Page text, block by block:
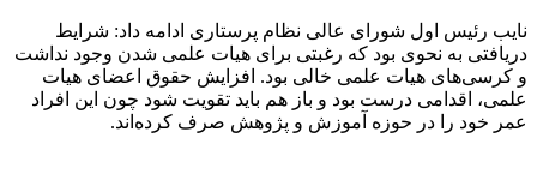
دریافتی به نحوی بود که رغبتی برای هیات علمی شدن وجود نداشت
و کرسی‌های هیات علمی خالی بود. افزایش حقوق اعضای هیات
علمی، اقدامی درست بود و باز هم باید تقویت شود چون این افراد
عمر خود را در حوزه آموزش و پژوهش صرف‌ کرده‌اند.